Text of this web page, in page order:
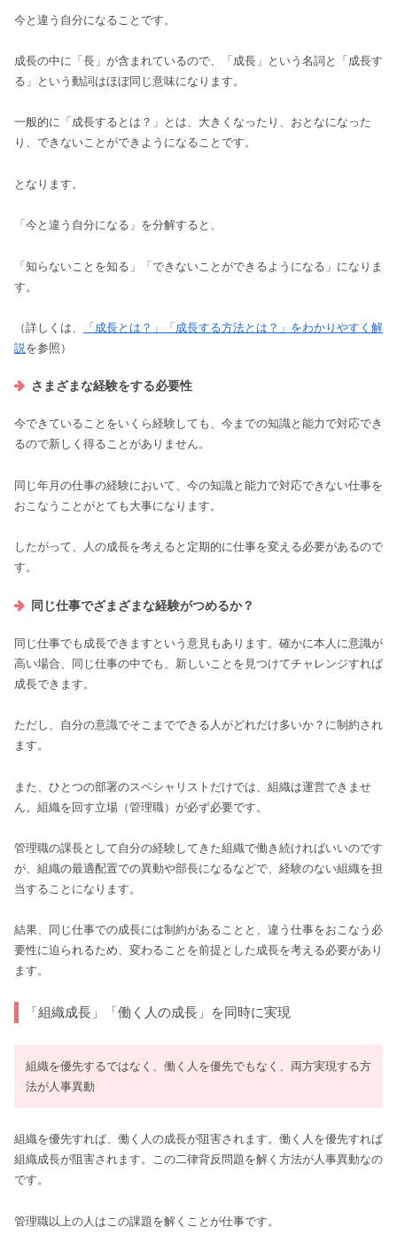
今と違う自分になることです。
成長の中に「長」が含まれているので、「成長」という名詞と「成長す
る」という動詞はほぼ同じ意味になります。
一般的に「成長するとは？」とは、大きくなったり、おとなになった
り、できないことができようになることです。
となります。
「今と違う自分になる」を分解すると、
「知らないことを知る」「できないことができるようになる」になりま
す。
（詳しくは、
「成長とは？」「成長する方法とは？」をわかりやすく解
説 を参照）
さまざまな経験をする必要性
今できていることをいくら経験しても、今までの知識と能力で対応でき
るので新しく得ることがありません。
同じ年月の仕事の経験において、今の知識と能力で対応できない仕事を
おこなうことがとても大事になります。
したがって、人の成長を考えると定期的に仕事を変える必要があるので
す。
同じ仕事でざまざまな経験がつめるか？
同じ仕事でも成長できますという意見もあります。確かに本人に意識が
高い場合、同じ仕事の中でも、新しいことを見つけてチャレンジすれば
成長できます。
ただし、自分の意識でそこまでできる人がどれだけ多いか？に制約され
ます。
また、ひとつの部署のスペシャリストだけでは、組織は運営できませ
ん。組織を回す立場（管理職）が必ず必要です。
管理職の課長として自分の経験してきた組織で働き続ければいいのです
が、組織の最適配置での異動や部長になるなどで、経験のない組織を担
当することになります。
結果、同じ仕事での成長には制約があることと、違う仕事をおこなう必
要性に迫られるため、変わることを前提とした成長を考える必要があり
ます。
「組織成長」「働く人の成長」を同時に実現
組織を優先するではなく、働く人を優先でもなく、両方実現する方
法が人事異動
組織を優先すれば、働く人の成長が阻害されます。働く人を優先すれば
組織成長が阻害されます。この二律背反問題を解く方法が人事異動なの
です。
管理職以上の人はこの課題を解くことが仕事です。